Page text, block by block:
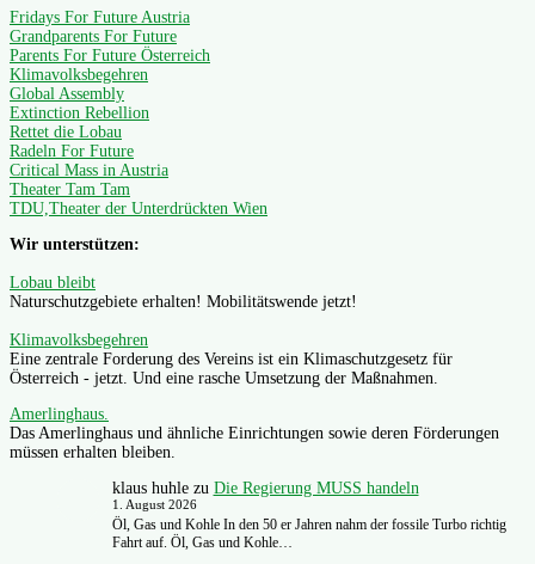
Fridays For Future Austria
Grandparents For Future
Parents For Future Österreich
Klimavolksbegehren
Global Assembly
Extinction Rebellion
Rettet die Lobau
Radeln For Future
Critical Mass in Austria
Theater Tam Tam
TDU,Theater der Unterdrückten Wien
Wir unterstützen:
Lobau bleibt
Naturschutzgebiete erhalten! Mobilitätswende jetzt!
Klimavolksbegehren
Eine zentrale Forderung des Vereins ist ein Klimaschutzgesetz für
Österreich - jetzt. Und eine rasche Umsetzung der Maßnahmen.
Amerlinghaus.
Das Amerlinghaus und ähnliche Einrichtungen sowie deren Förderungen
müssen erhalten bleiben.
klaus huhlezu Die Regierung MUSS handeln
1. August 2026
Öl, Gas und Kohle In den 50 er Jahren nahm der fossile Turbo richtig
Fahrt auf. Öl, Gas und Kohle…